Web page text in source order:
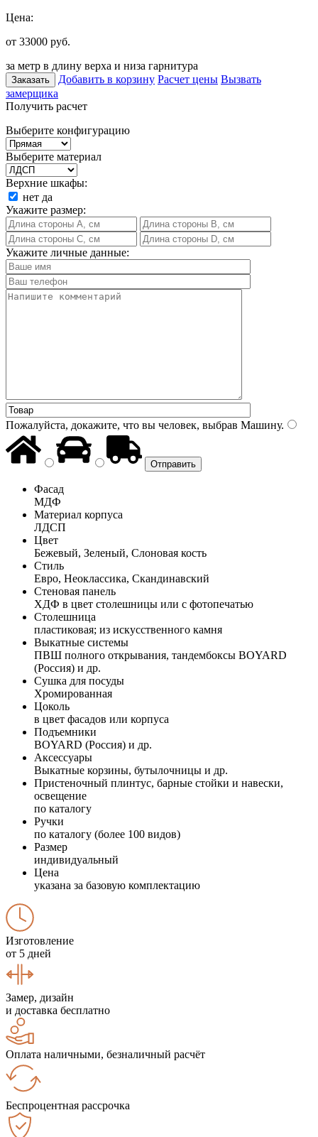
Цена:
от 33000 руб.
за метр в длину верха и низа гарнитура
Заказать Добавить в корзину Расчет цены Вызвать
замерщика
Получить расчет
Выберите конфигурацию
Выберите материал
Верхние шкафы:
нет да
Укажите размер:
Укажите личные данные:
Пожалуйста, докажите, что вы человек, выбрав Машину.
Фасад
МДФ
Материал корпуса
ЛДСП
Цвет
Бежевый, Зеленый, Слоновая кость
Стиль
Евро, Неоклассика, Скандинавский
Стеновая панель
ХДФ в цвет столешницы или с фотопечатью
Столешница
пластиковая; из искусственного камня
Выкатные системы
ПВШ полного открывания, тандембоксы BOYARD
(Россия) и др.
Сушка для посуды
Хромированная
Цоколь
в цвет фасадов или корпуса
Подъемники
BOYARD (Россия) и др.
Аксессуары
Выкатные корзины, бутылочницы и др.
Пристеночный плинтус, барные стойки и навески,
освещение
по каталогу
Ручки
по каталогу (более 100 видов)
Размер
индивидуальный
Цена
указана за базовую комплектацию
Изготовление
от 5 дней
Замер, дизайн
и доставка бесплатно
Оплата наличными, безналичный расчёт
Беспроцентная рассрочка